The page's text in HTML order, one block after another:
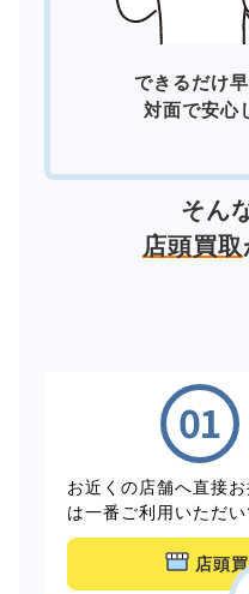
できるだけ
対面で安心
そん
店頭買取
お近くの店舗へ直接
は一番ご利用いただ
店頭